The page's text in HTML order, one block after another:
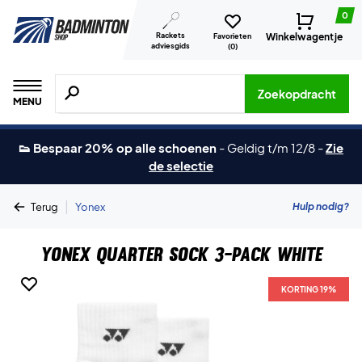
Rackets
adviesgids
Favorieten
(0)
0
Winkelwagentje
MENU
Zoeken naar producten, merken etc.
Zoekopdracht
👟 Bespaar 20% op alle schoenen - Geldig t/m 12/8 -Zie
de selectie
Terug | Yonex Hulp nodig?
Yonex Quarter Sock 3-Pack White
KORTING 19%